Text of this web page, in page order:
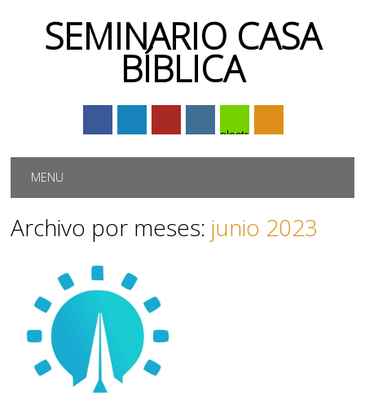
SEMINARIO CASA
BÍBLICA
electrónico
Menú principal
MENU
Archivo por meses: junio 2023